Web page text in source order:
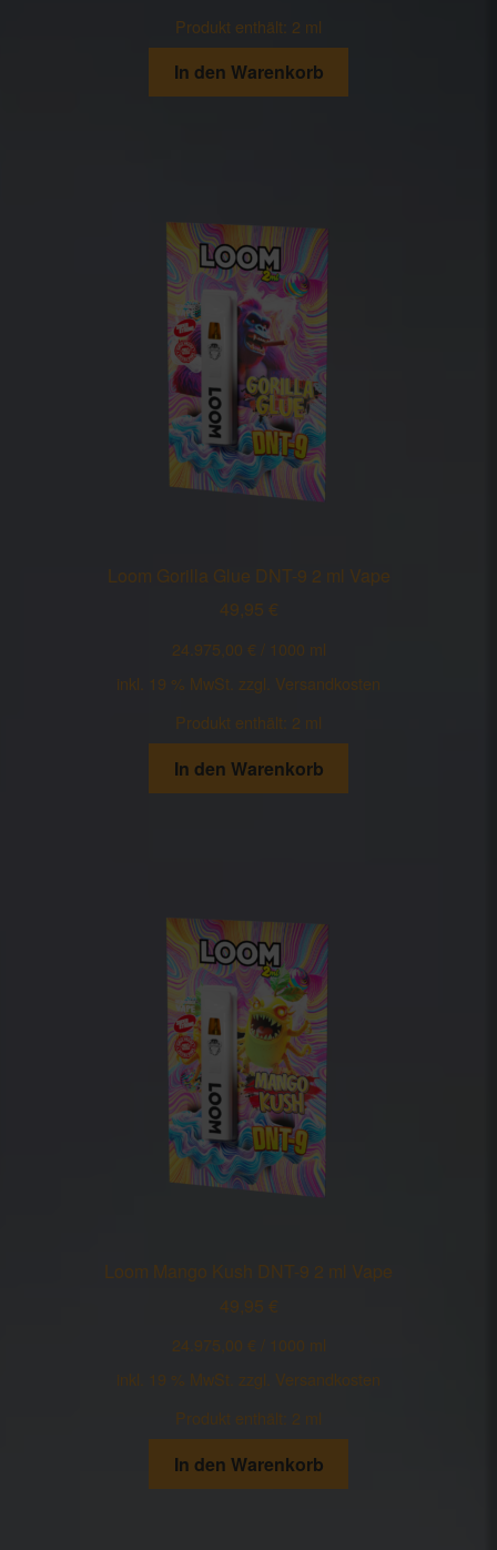
Produkt enthält: 2 ml
In den Warenkorb
Loom Gorilla Glue DNT-9 2 ml Vape
49,95 €
24.975,00 € / 1000 ml
inkl. 19 % MwSt. zzgl. Versandkosten
Produkt enthält: 2 ml
In den Warenkorb
Loom Mango Kush DNT-9 2 ml Vape
49,95 €
24.975,00 € 1000 ml
inkl. 19 % MwSt. zzgl. Versandkosten
Produkt enthält: 2 ml
In den Warenkorb